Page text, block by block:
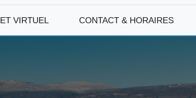
VIRTUEL CONTACT & HORAIRES